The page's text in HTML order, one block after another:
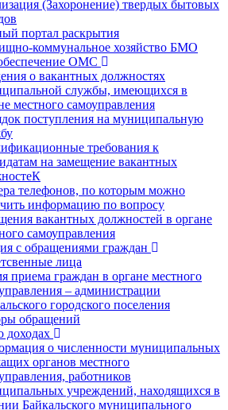
(Захоронение) твердых бытовых
портал раскрытия
коммунальное хозяйство БМО
ОМС
о вакантных должностях
службы, имеющихся в
местного самоуправления
поступления на муниципальную
требования к
на замещение вакантных
телефонов, по которым можно
информацию по вопросу
вакантных должностей в органе
самоуправления
с обращениями граждан
лица
приема граждан в органе местного
– администрации
городского поселения
обращений
доходах
о численности муниципальных
органов местного
работников
учреждений, находящихся в
Байкальского муниципального